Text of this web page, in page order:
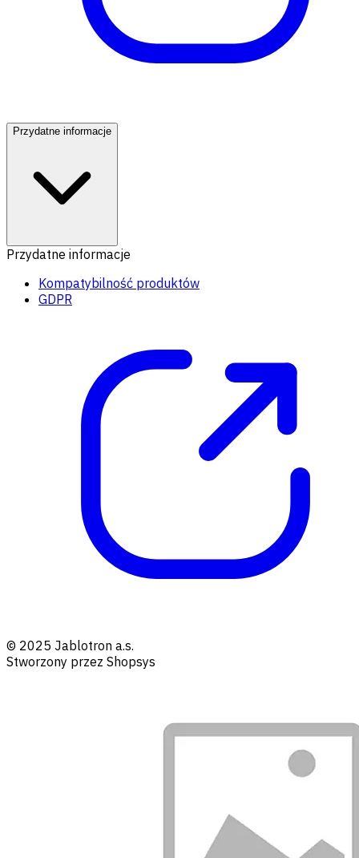
Przydatne informacje
Przydatne informacje
Kompatybilność produktów
GDPR
© 2025 Jablotron a.s.
Stworzony przez Shopsys